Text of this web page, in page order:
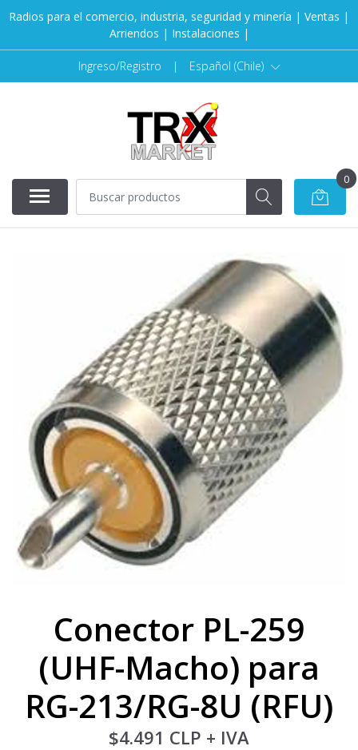
Radios para el comercio, industria, seguridad y minería | Ventas |
Arriendos | Instalaciones |
Ingreso/Registro | Español (Chile)
0
Conector PL-259
(UHF-Macho) para
RG-213/RG-8U (RFU)
$4.491 CLP + IVA